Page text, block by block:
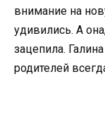
внимание на
удивились. А
зацепила.
родителей